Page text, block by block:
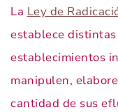
La Ley de
establece
establecimientos
manipulen,
cantidad de sus